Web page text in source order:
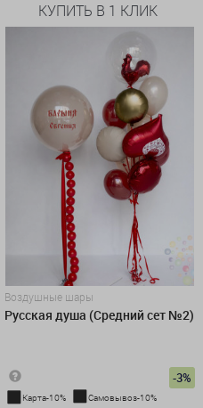
КУПИТЬ В 1 КЛИК
Воздушные шары
Русская душа (Средний сет №2)
-3%
Карта-10% Самовывоз-10%